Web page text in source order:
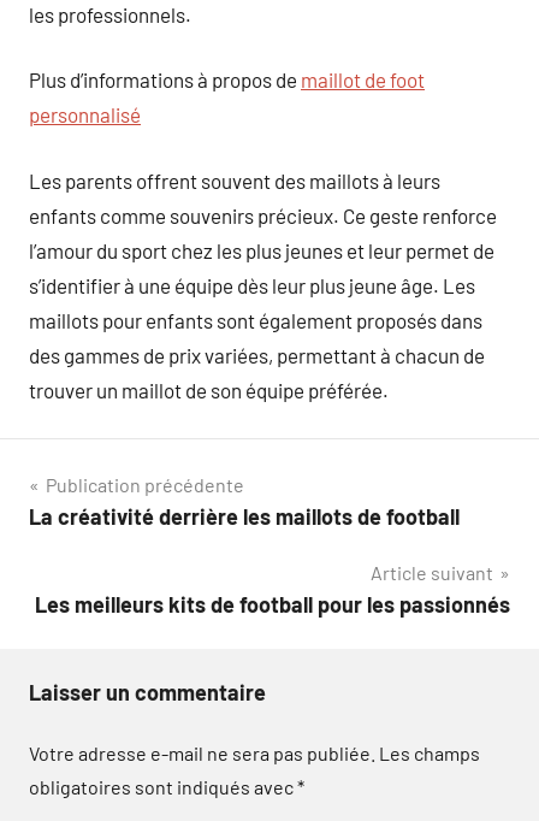
les professionnels.
Plus d’informations à propos de maillot de foot
personnalisé
Les parents offrent souvent des maillots à leurs
enfants comme souvenirs précieux. Ce geste renforce
l’amour du sport chez les plus jeunes et leur permet de
s’identifier à une équipe dès leur plus jeune âge. Les
maillots pour enfants sont également proposés dans
des gammes de prix variées, permettant à chacun de
trouver un maillot de son équipe préférée.
Navigation
de
Publication précédente
La créativité derrière les maillots de football
Article suivant
Les meilleurs kits de football pour les passionnés
Laisser un commentaire
Votre adresse e-mail ne sera pas publiée. Les champs
obligatoires sont indiqués avec*